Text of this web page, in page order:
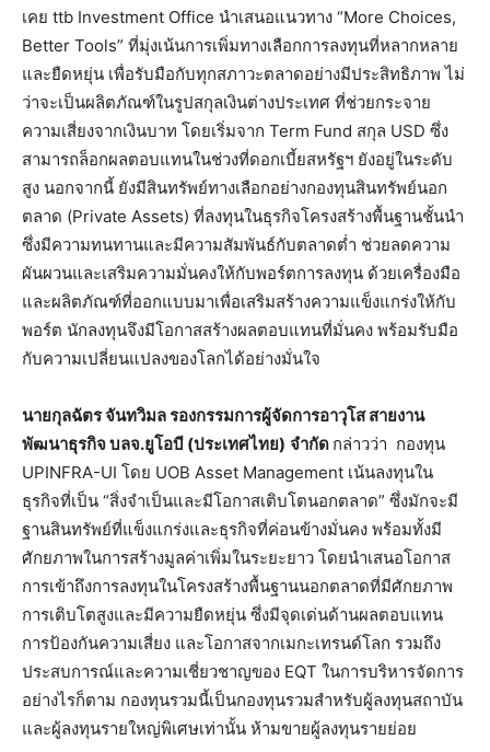
เคย ttb Investment Office นำเสนอแนวทาง “More Choices,
Better Tools” ที่มุ่งเน้นการเพิ่มทางเลือกการลงทุนที่หลากหลาย
และยืดหยุ่น เพื่อรับมือกับทุกสภาวะตลาดอย่างมีประสิทธิภาพ ไม่
ว่าจะเป็นผลิตภัณฑ์ในรูปสกุลเงินต่างประเทศ ที่ช่วยกระจาย
ความเสี่ยงจากเงินบาท โดยเริ่มจาก Term Fund สกุล USD ซึ่ง
สามารถล็อกผลตอบแทนในช่วงที่ดอกเบี้ยสหรัฐฯ ยังอยู่ในระดับ
สูง นอกจากนี้ ยังมีสินทรัพย์ทางเลือกอย่างกองทุนสินทรัพย์นอก
ตลาด (Private Assets) ที่ลงทุนในธุรกิจโครงสร้างพื้นฐานชั้นนำ
ซึ่งมีความทนทานและมีความสัมพันธ์กับตลาดต่ำ ช่วยลดความ
ผันผวนและเสริมความมั่นคงให้กับพอร์ตการลงทุน ด้วยเครื่องมือ
และผลิตภัณฑ์ที่ออกแบบมาเพื่อเสริมสร้างความแข็งแกร่งให้กับ
พอร์ต นักลงทุนจึงมีโอกาสสร้างผลตอบแทนที่มั่นคง พร้อมรับมือ
กับความเปลี่ยนแปลงของโลกได้อย่างมั่นใจ
นายกุลฉัตร จันทวิมล รองกรรมการผู้จัดการอาวุโส สายงาน
พัฒนาธุรกิจ บลจ.ยูโอบี (ประเทศไทย) จำกัด กล่าวว่า กองทุน
UPINFRA-UI โดย UOB Asset Management เน้นลงทุนใน
ธุรกิจที่เป็น “สิ่งจำเป็นและมีโอกาสเติบโตนอกตลาด” ซึ่งมักจะมี
ฐานสินทรัพย์ที่แข็งแกร่งและธุรกิจที่ค่อนข้างมั่นคง พร้อมทั้งมี
ศักยภาพในการสร้างมูลค่าเพิ่มในระยะยาว โดยนำเสนอโอกาส
การเข้าถึงการลงทุนในโครงสร้างพื้นฐานนอกตลาดที่มีศักยภาพ
การเติบโตสูงและมีความยืดหยุ่น ซึ่งมีจุดเด่นด้านผลตอบแทน
การป้องกันความเสี่ยง และโอกาสจากเมกะเทรนด์โลก รวมถึง
ประสบการณ์และความเชี่ยวชาญของ EQT ในการบริหารจัดการ
อย่างไรก็ตาม กองทุนรวมนี้เป็นกองทุนรวมสำหรับผู้ลงทุนสถาบัน
และผู้ลงทุนรายใหญ่พิเศษเท่านั้น ห้ามขายผู้ลงทุนรายย่อย